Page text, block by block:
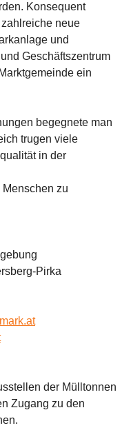
Konsequent
neue
und
Geschäftszentrum
ein
begegnete man
trugen viele
in der
zu
Pirka
der Mülltonnen
Zugang zu den